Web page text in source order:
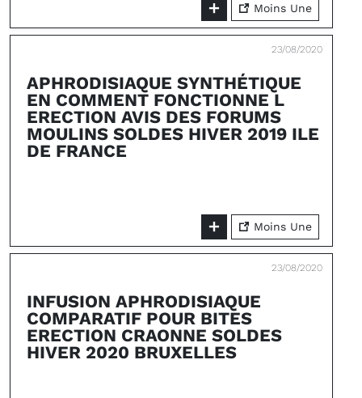
Moins Une
23/08/2020
APHRODISIAQUE SYNTHÉTIQUE
EN COMMENT FONCTIONNE L
ERECTION AVIS DES FORUMS
MOULINS SOLDES HIVER 2019 ILE
DE FRANCE
Moins Une
23/08/2020
INFUSION APHRODISIAQUE
COMPARATIF POUR BITES
ERECTION CRAONNE SOLDES
HIVER 2020 BRUXELLES